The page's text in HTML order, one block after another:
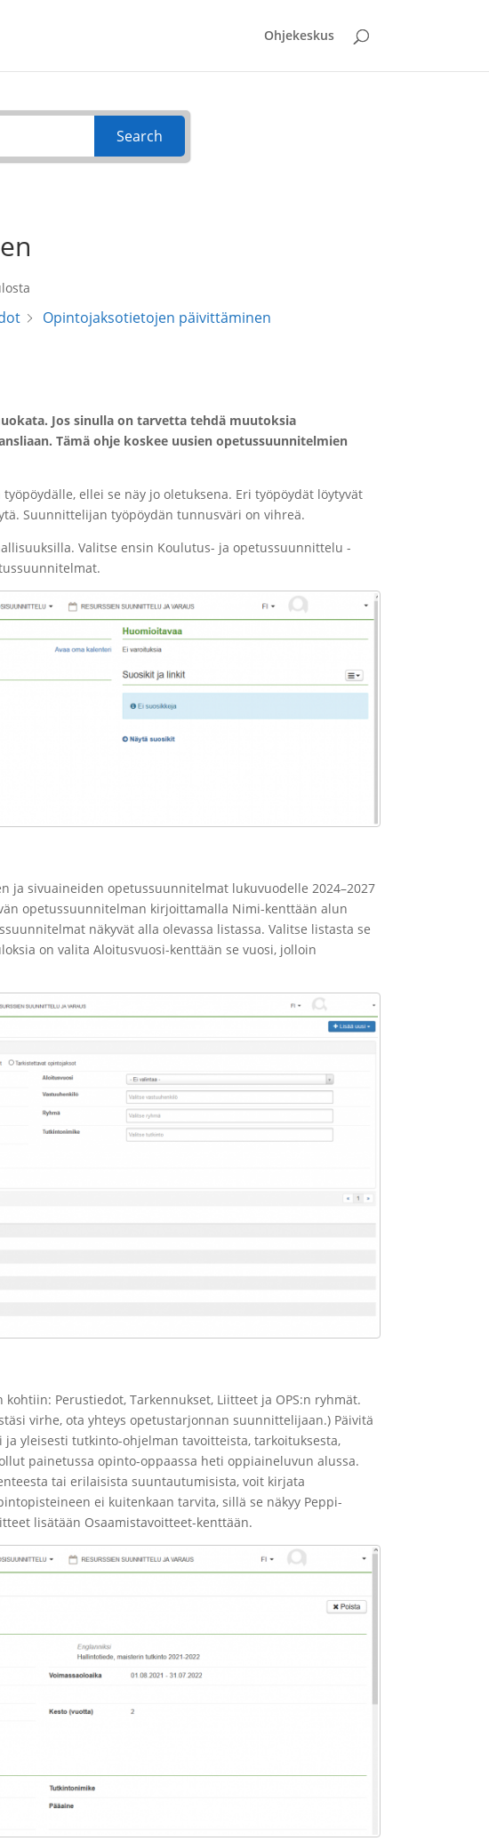
Ohjekeskus
Search
Opintojaksotietojen päivittäminen
Jos sinulla on tarvetta tehdä muutoksia
Tämä ohje koskee uusien opetussuunnitelmien
ellei se näy jo oletuksena. Eri työpöydät löytyvät
Suunnittelijan työpöydän tunnusväri on vihreä.
Valitse ensin Koulutus- ja opetussuunnittelu -
ja sivuaineiden opetussuunnitelmat lukuvuodelle 2024–2027
opetussuunnitelman kirjoittamalla Nimi-kenttään alun
näkyvät alla olevassa listassa. Valitse listasta se
on valita Aloitusvuosi-kenttään se vuosi, jolloin
kohtiin: Perustiedot, Tarkennukset, Liitteet ja OPS:n ryhmät.
virhe, ota yhteys opetustarjonnan suunnittelijaan.) Päivitä
yleisesti tutkinto-ohjelman tavoitteista, tarkoituksesta,
painetussa opinto-oppaassa heti oppiaineluvun alussa.
tai erilaisista suuntautumisista, voit kirjata
ei kuitenkaan tarvita, sillä se näkyy Peppi-
lisätään Osaamistavoitteet-kenttään.